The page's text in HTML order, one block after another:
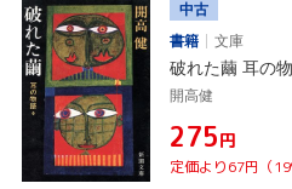
中古
書籍
文庫
破れた繭 耳の
開高健
¥275円
定価より67円（